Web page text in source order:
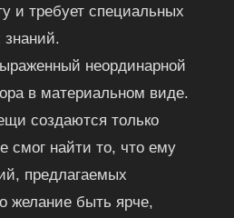
и требует специальных
неординарной
в материальном виде.
создаются только
смог найти то, что ему
предлагаемых
желание быть ярче,